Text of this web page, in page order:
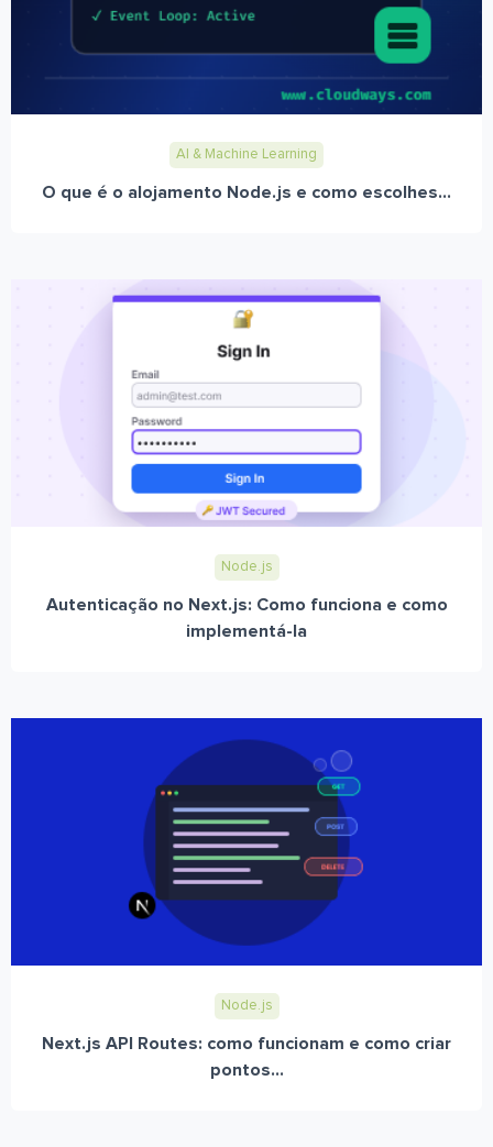
AI & Machine Learning
O que é o alojamento Node.js e como escolhes...
Node.js
Autenticação no Next.js: Como funciona e como
implementá-la
Node.js
Next.js API Routes: como funcionam e como criar
pontos...